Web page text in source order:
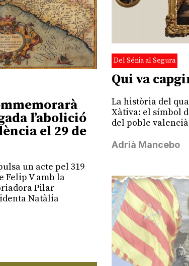
l’abolició
el 29 de
un acte pel 319
Felip V amb la
Pilar
Natàlia
Del Sénia al Segura
Qui va
La història del
Xàtiva: el símbol
del poble valencià
Adrià Mancebo